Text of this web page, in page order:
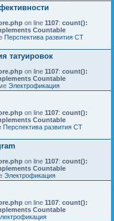
on line 1107: count():
Countable
Перспектива развития СТ
татуировок
on line 1107: count():
Countable
Электрофикация
on line 1107: count():
Countable
Перспектива развития СТ
on line 1107: count():
Countable
Электрофикация
on line 1107: count():
Countable